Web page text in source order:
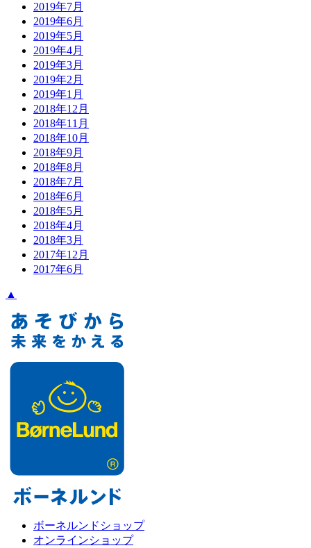
2019年7月
2019年6月
2019年5月
2019年4月
2019年3月
2019年2月
2019年1月
2018年12月
2018年11月
2018年10月
2018年9月
2018年8月
2018年7月
2018年6月
2018年5月
2018年4月
2018年3月
2017年12月
2017年6月
▲
ボーネルンドショップ
オンラインショップ